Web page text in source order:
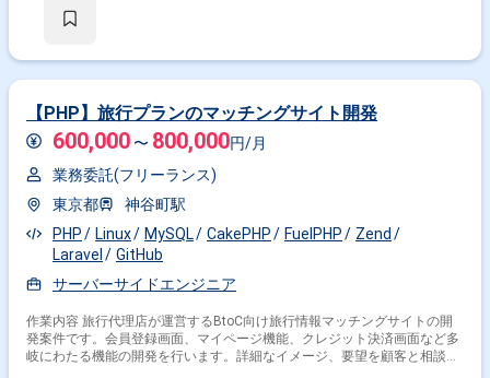
DynamoDBのデータベース設計・運用 ・GitHubを利用したソースコード
【PHP】旅行プランのマッチングサイト開発
600,000 〜 800,000円/月
業務委託(フリーランス)
東京都
神谷町駅
PHP
Linux MySQL CakePHP FuelPHP
Zend
Laravel
GitHub
サーバーサイドエンジニア
作業内容 旅行代理店が運営するBtoC向け旅行情報マッチングサイトの開
発案件です。会員登録画面、マイページ機能、クレジット決済画面など多
岐にわたる機能の開発を行います。詳細なイメージ、要望を顧客と相談し